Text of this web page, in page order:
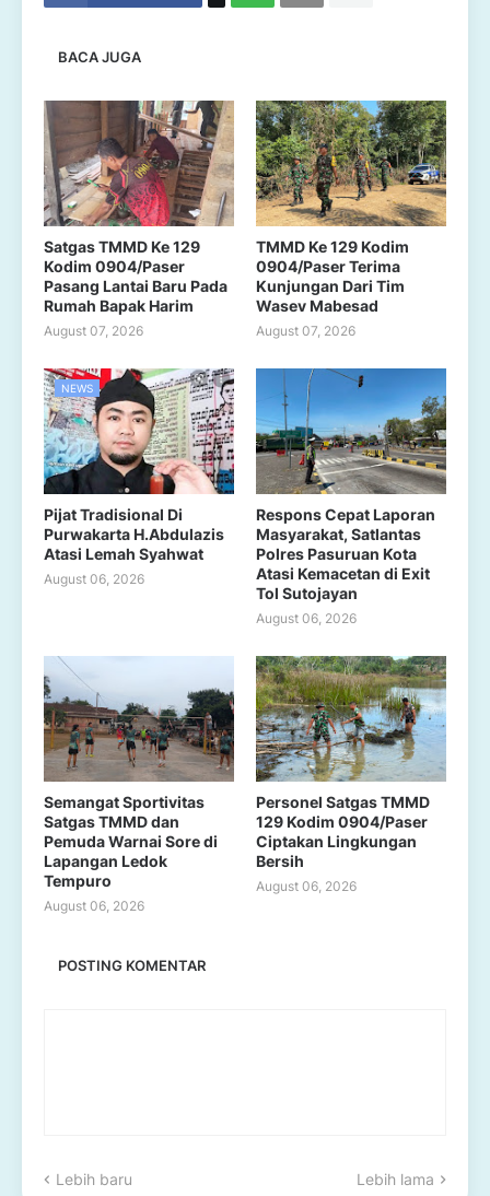
BACA JUGA
Satgas TMMD Ke 129
Kodim 0904/Paser
Pasang Lantai Baru Pada
Rumah Bapak Harim
August 07, 2026
TMMD Ke 129 Kodim
0904/Paser Terima
Kunjungan Dari Tim
Wasev Mabesad
August 07, 2026
NEWS
Pijat Tradisional Di
Purwakarta H.Abdulazis
Atasi Lemah Syahwat
August 06, 2026
Respons Cepat Laporan
Masyarakat, Satlantas
Polres Pasuruan Kota
Atasi Kemacetan di Exit
Tol Sutojayan
August 06, 2026
Semangat Sportivitas
Satgas TMMD dan
Pemuda Warnai Sore di
Lapangan Ledok
Tempuro
August 06, 2026
Personel Satgas TMMD
129 Kodim 0904/Paser
Ciptakan Lingkungan
Bersih
August 06, 2026
POSTING KOMENTAR
Lebih baru Lebih lama